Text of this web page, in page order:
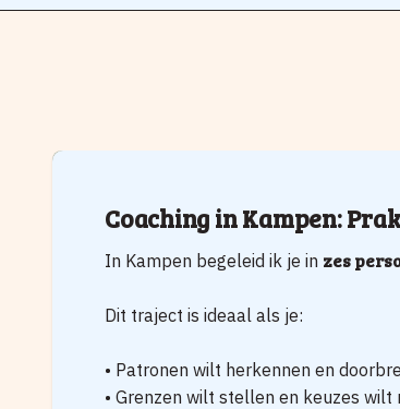
Coaching in Kampen:
In Kampen begeleid ik je in zes
Dit traject is ideaal als je:
• Patronen wilt herkennen en
• Grenzen wilt stellen en keuzes wilt